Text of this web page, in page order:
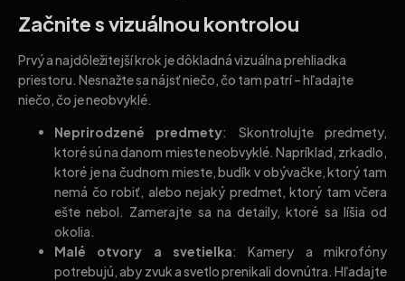
Začnite s vizuálnou kontrolou
Prvý a najdôležitejší krok je dôkladná vizuálna prehliadka
priestoru. Nesnažte sa nájsť niečo, čo tam patrí – hľadajte
niečo, čo je neobvyklé.
Neprirodzené predmety: Skontrolujte predmety,
ktoré sú na danom mieste neobvyklé. Napríklad, zrkadlo,
ktoré je na čudnom mieste, budík v obývačke, ktorý tam
nemá čo robiť, alebo nejaký predmet, ktorý tam včera
ešte nebol. Zamerajte sa na detaily, ktoré sa líšia od
okolia.
Malé otvory a svetielka: Kamery a mikrofóny
potrebujú, aby zvuk a svetlo prenikali dovnútra. Hľadajte